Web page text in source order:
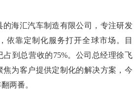
海汇汽车制造有限公司，专注研发
依靠定制化服务打开全球市场。目
占到总营收的75%。公司总经理徐飞
焦为客户提供定制化的解决方案，今
两番。